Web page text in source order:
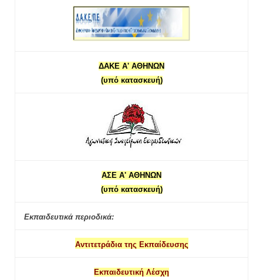
ΔΑΚΕ Α' ΑΘΗΝΩΝ
(υπό κατασκευή)
ΑΣΕ Α' ΑΘΗΝΩΝ
(υπό κατασκευή)
Εκπαιδευτικά περιοδικά:
Αντιτετράδια της Εκπαίδευσης
Εκπαιδευτική Λέσχη